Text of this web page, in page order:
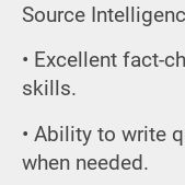
Source
• Excellent fact-
skills.
• Ability to write
when needed.